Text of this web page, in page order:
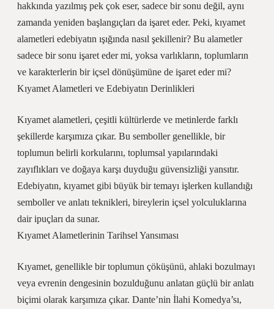
hakkında yazılmış pek çok eser, sadece bir sonu değil, aynı
zamanda yeniden başlangıçları da işaret eder. Peki, kıyamet
alametleri edebiyatın ışığında nasıl şekillenir? Bu alametler
sadece bir sonu işaret eder mi, yoksa varlıkların, toplumların
ve karakterlerin bir içsel dönüşümüne de işaret eder mi?
Kıyamet Alametleri ve Edebiyatın Derinlikleri
Kıyamet alametleri, çeşitli kültürlerde ve metinlerde farklı
şekillerde karşımıza çıkar. Bu semboller genellikle, bir
toplumun belirli korkularını, toplumsal yapılarındaki
zayıflıkları ve doğaya karşı duyduğu güvensizliği yansıtır.
Edebiyatın, kıyamet gibi büyük bir temayı işlerken kullandığı
semboller ve anlatı teknikleri, bireylerin içsel yolculuklarına
dair ipuçları da sunar.
Kıyamet Alametlerinin Tarihsel Yansıması
Kıyamet, genellikle bir toplumun çöküşünü, ahlaki bozulmayı
veya evrenin dengesinin bozulduğunu anlatan güçlü bir anlatı
biçimi olarak karşımıza çıkar. Dante’nin İlahi Komedya’sı,